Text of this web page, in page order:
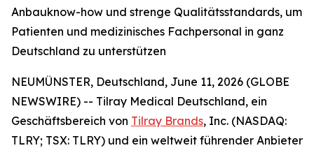
Anbauknow-how und strenge Qualitätsstandards, um
Patienten und medizinisches Fachpersonal in ganz
Deutschland zu unterstützen
NEUMÜNSTER, Deutschland, June 11, 2026 (GLOBE
NEWSWIRE) -- Tilray Medical Deutschland, ein
Geschäftsbereich von Tilray Brands, Inc. (NASDAQ:
TLRY; TSX: TLRY) und ein weltweit führender Anbieter